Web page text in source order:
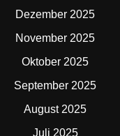
Dezember 2025
November 2025
Oktober 2025
September 2025
August 2025
Juli 2025